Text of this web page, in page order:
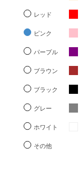
レッド
ピンク
パープル
ブラウン
ブラック
グレー
ホワイト
その他